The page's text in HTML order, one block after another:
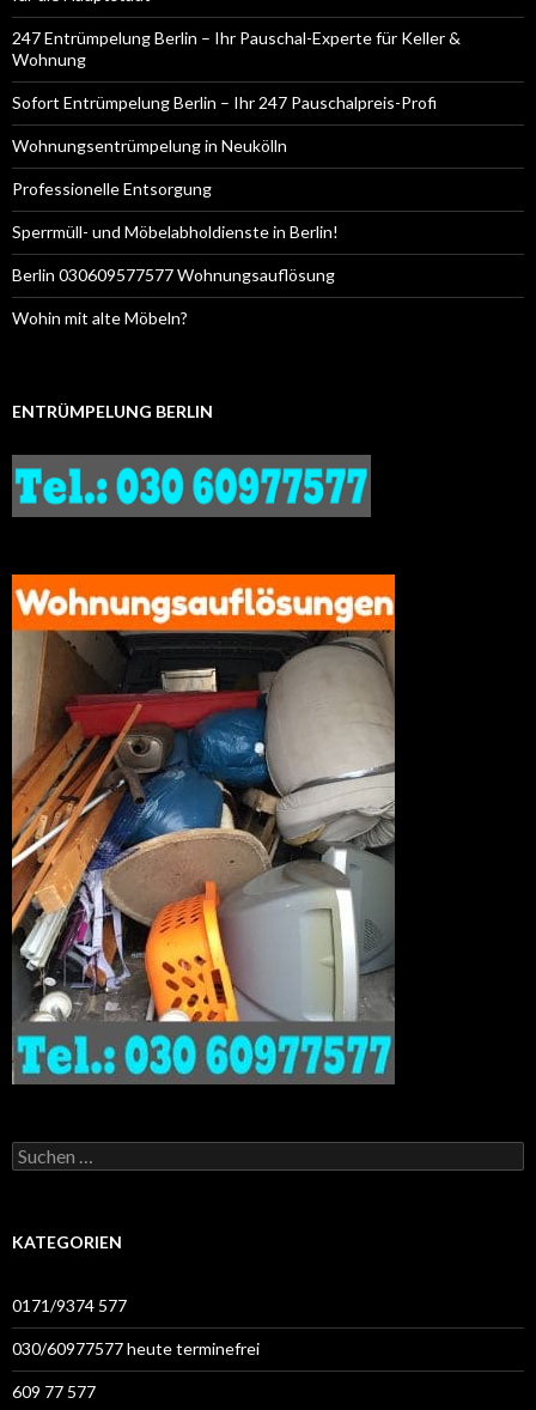
247 Entrümpelung Berlin – Ihr Pauschal-Experte für Keller &
Wohnung
Sofort Entrümpelung Berlin – Ihr 247 Pauschalpreis-Profi
Wohnungsentrümpelung in Neukölln
Professionelle Entsorgung
Sperrmüll- und Möbelabholdienste in Berlin!
Berlin 030609577577 Wohnungsauflösung
Wohin mit alte Möbeln?
ENTRÜMPELUNG BERLIN
Suchen
nach:
KATEGORIEN
0171/9374 577
030/60977577 heute terminefrei
609 77 577